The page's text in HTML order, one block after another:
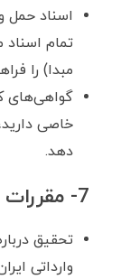
اسناد حمل
تمام اسناد
مبدا) را
گواهی‌های
خاصی
دهد.
7- مقررات و تعرفه‌های گمرکی ایران
تحقیق
وارداتی